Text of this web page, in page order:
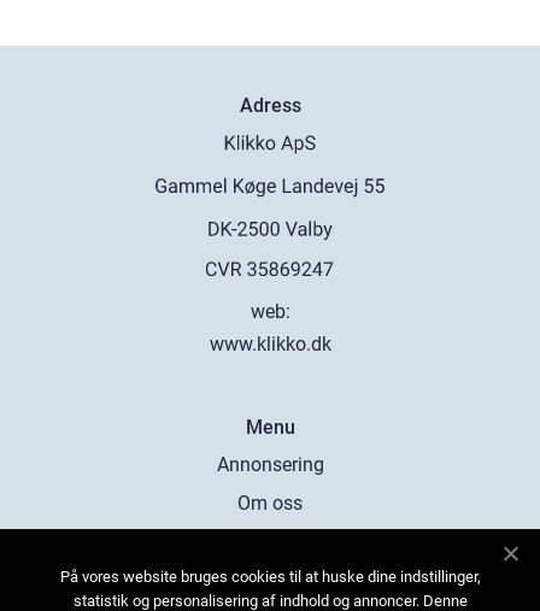
Adress
web:
www.klikko.dk
Menu
Annonsering
Om oss
Kontakta oss
På vores website bruges cookies til at huske dine indstillinger,
statistik og personalisering af indhold og annoncer. Denne